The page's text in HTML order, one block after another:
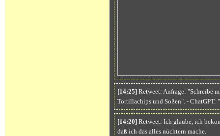
[14:25]Retweet: Anfrage: "Schreibe
Tortillachips und Soßen". -
[14:20]Retweet: Ich glaube, ich
daß ich das alles nüchtern mache.